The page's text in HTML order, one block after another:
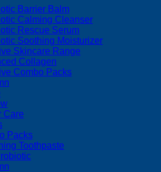
Barrier Balm
Calming Cleanser
Rescue Serum
Soothing Moisturizer
Skincare Range
Collagen
Combo Packs
Care
Packs
Toothpaste